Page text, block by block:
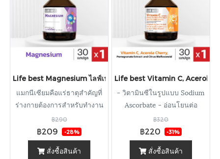
Life best Magnesium ไลฟ์เบสต์ แมกนีเซียม (30 แคปซูล)
แมกนีเซียมคือแร่ธาตุสำคัญที่
ร่างกายต้องการสำหรับทำงาน
หลายระบบ เช่น ระบบประสาท
กล้ามเนื้อ กระดูก และหัวใจ
฿290
฿209 -28%
สั่งซื้อสินค้า
Life best Vitamin C, Acerola
- วิตามินซีในรูปแบบ Sodium
Ascorbate - อ่อนโยนต่อ
กระเพาะอาหาร - ดูดซึมได้ดี
และคงประสิทธิภาพได้นานกว่า
- ปกป้องผิวจากแสงแดด
มลภาวะ - มีช่วยช่วยให้ระบบ
฿320
฿220 -31%
สั่งซื้อสินค้า